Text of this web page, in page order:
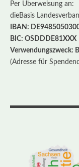
Per Überweisung an:
dieBasis
IBAN:
BIC: OSDDDE81XXX
Verwendungszweck:
(Adresse für